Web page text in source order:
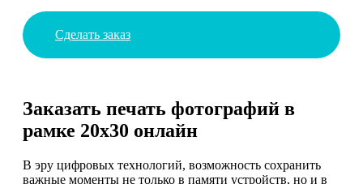
Сделать заказ
Заказать печать фотографий в
рамке 20х30 онлайн
В эру цифровых технологий, возможность сохранить
важные моменты не только в памяти устройств, но и в